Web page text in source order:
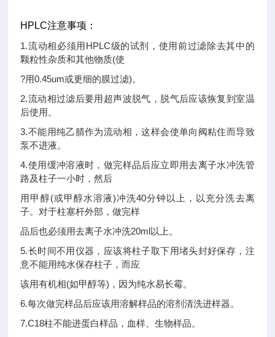
HPLC注意事项：
1.流动相必须用HPLC级的试剂，使用前过滤除去其中的
颗粒性杂质和其他物质(使
?用0.45um或更细的膜过滤)。
2.流动相过滤后要用超声波脱气，脱气后应该恢复到室温
后使用。
3.不能用纯乙腈作为流动相，这样会使单向阀粘住而导致
泵不进液。
4.使用缓冲溶液时，做完样品后应立即用去离子水冲洗管
路及柱子一小时，然后
用甲醇(或甲醇水溶液)冲洗40分钟以上，以充分洗去离
子。对于柱塞杆外部，做完样
品后也必须用去离子水冲洗20ml以上。
5.长时间不用仪器，应该将柱子取下用堵头封好保存，注
意不能用纯水保存柱子，而应
该用有机相(如甲醇等)，因为纯水易长霉。
6.每次做完样品后应该用溶解样品的溶剂清洗进样器。
7.C18柱不能进蛋白样品，血样、生物样品。